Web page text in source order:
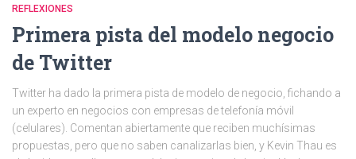
REFLEXIONES
Primera pista del modelo negocio
de Twitter
Twitter ha dado la primera pista de modelo de negocio, fichando a
un experto en negocios con empresas de telefonía móvil
(celulares). Comentan abiertamente que reciben muchísimas
propuestas, pero que no saben canalizarlas bien, y Kevin Thau es